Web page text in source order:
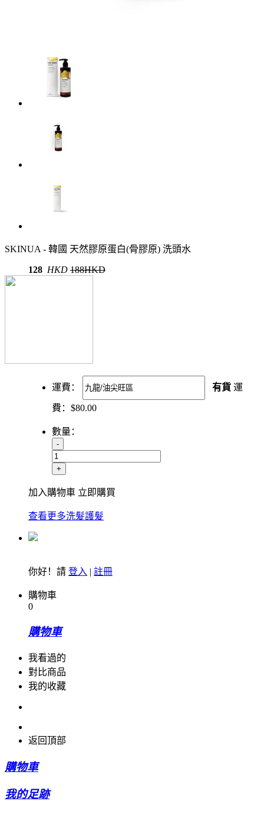
SKINUA - 韓國 天然膠原蛋白(骨膠原) 洗頭水
128 HKD 188HKD
運費： 有貨 運
費： $80.00
數量：
-
+
加入購物車 立即購買
查看更多洗髮護髮
你好！請 登入 | 註冊
購物車
0
購物車
我看過的
對比商品
我的收藏
返回頂部
購物車
我的足跡